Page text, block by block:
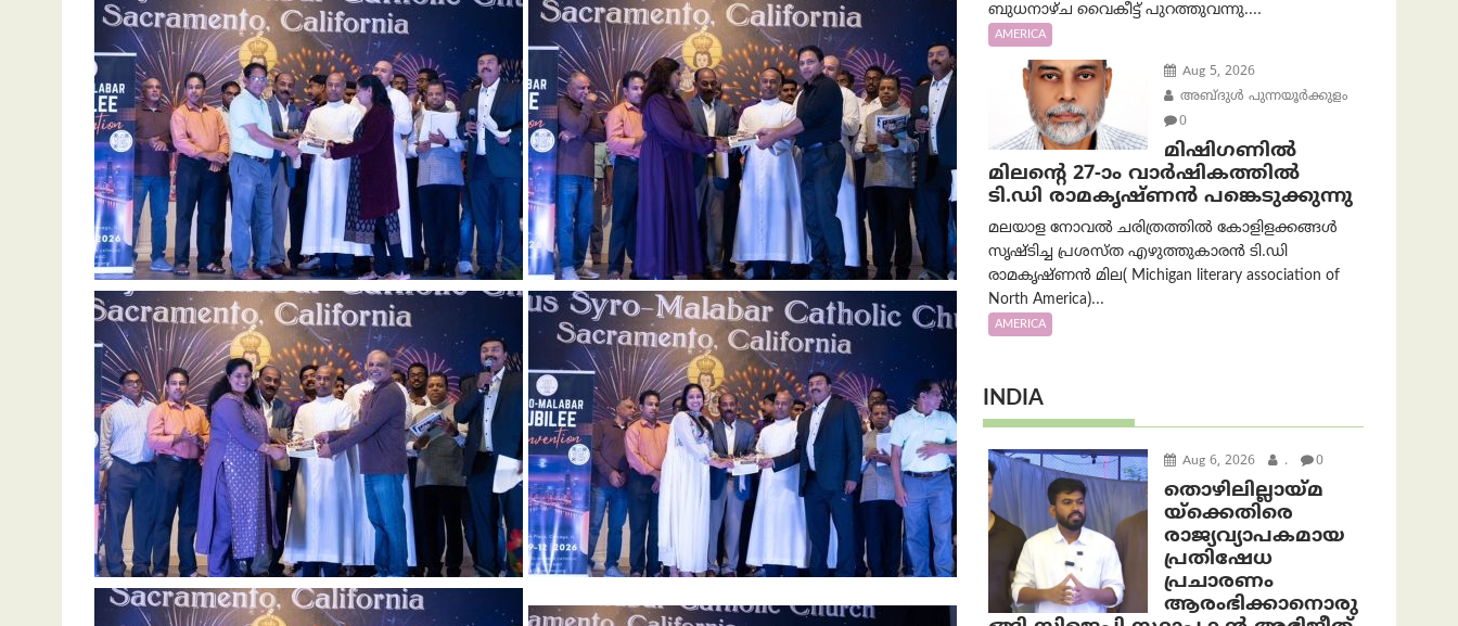
ബുധനാഴ്ച വൈകീട്ട് പുറത്തുവന്നു....
AMERICA
Aug 5, 2026
അബ്ദുൾ പുന്നയൂർക്കുളം
0
മിഷിഗണിൽ
മിലന്റെ 27-ാം വാർഷികത്തിൽ
ടി.ഡി രാമകൃഷ്ണൻ പങ്കെടുക്കുന്നു
മലയാള നോവൽ ചരിത്രത്തിൽ കോളിളക്കങ്ങൾ
സൃഷ്ടിച്ച പ്രശസ്‌ത എഴുത്തുകാരൻ ടി.ഡി
രാമകൃഷ്ണൻ മില( Michigan literary association of
North America)...
AMERICA
INDIA
Aug 6, 2026 . 0
തൊഴിലില്ലായ്മ
യ്ക്കെതിരെ
രാജ്യവ്യാപകമായ
പ്രതിഷേധ
പ്രചാരണം
ആരംഭിക്കാനൊരു